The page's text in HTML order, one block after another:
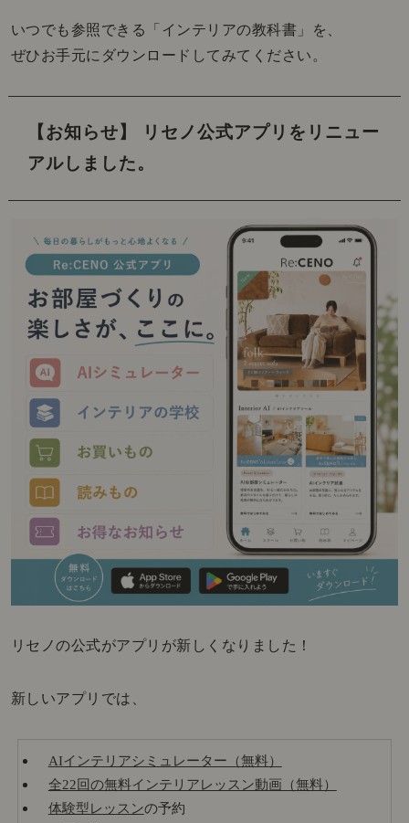
いつでも参照できる「インテリアの教科書」を、
ぜひお手元にダウンロードしてみてください。
【お知らせ】 リセノ公式アプリをリニュー
アルしました。
リセノの公式がアプリが新しくなりました！
新しいアプリでは、
AIインテリアシミュレーター（無料）
全22回の無料インテリアレッスン動画（無料）
体験型レッスンの予約